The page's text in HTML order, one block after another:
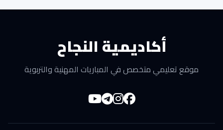
أكاديمية النجاح
موقع تعليمي متخصص في المباريات المهنية والتربوية